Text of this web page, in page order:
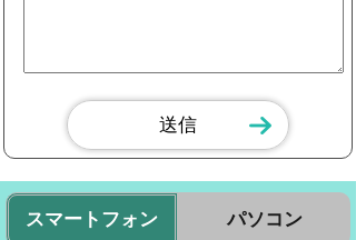
スマートフォン パソコン